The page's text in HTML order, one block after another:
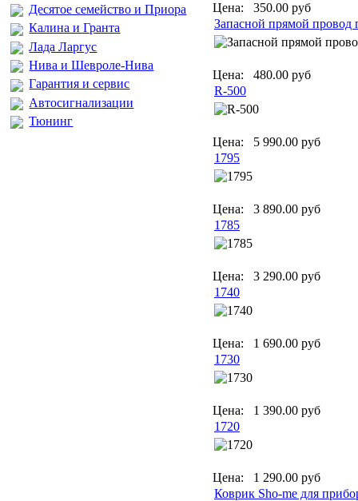
Десятое семейство и Приора
Калина и Гранта
Лада Ларгус
Нива и Шевроле-Нива
Гарантия и сервис
Автосигнализации
Тюнинг
Цена: 350.00 руб
Запасной прямой провод
Цена: 480.00 руб
R-500
Цена: 5 990.00 руб
1795
Цена: 3 890.00 руб
1785
Цена: 3 290.00 руб
1740
Цена: 1 690.00 руб
1730
Цена: 1 390.00 руб
1720
Цена: 1 290.00 руб
Коврик Sho-me для